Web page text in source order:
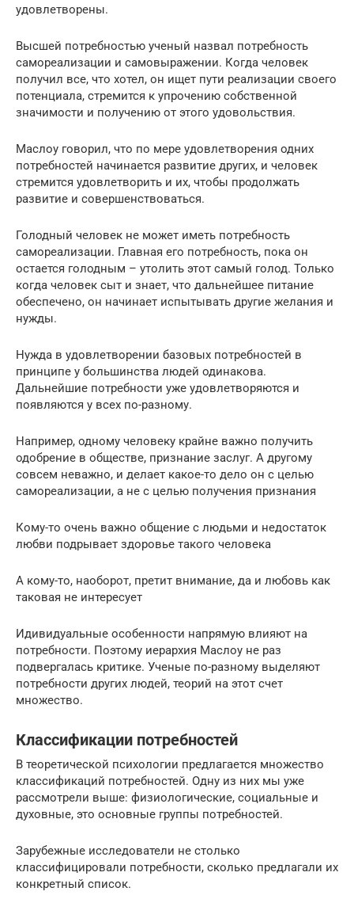
удовлетворены.
Высшей потребностью ученый назвал потребность
самореализации и самовыражении. Когда человек
получил все, что хотел, он ищет пути реализации своего
потенциала, стремится к упрочению собственной
значимости и получению от этого удовольствия.
Маслоу говорил, что по мере удовлетворения одних
потребностей начинается развитие других, и человек
стремится удовлетворить и их, чтобы продолжать
развитие и совершенствоваться.
Голодный человек не может иметь потребность
самореализации. Главная его потребность, пока он
остается голодным – утолить этот самый голод. Только
когда человек сыт и знает, что дальнейшее питание
обеспечено, он начинает испытывать другие желания и
нужды.
Нужда в удовлетворении базовых потребностей в
принципе у большинства людей одинакова.
Дальнейшие потребности уже удовлетворяются и
появляются у всех по-разному.
Например, одному человеку крайне важно получить
одобрение в обществе, признание заслуг. А другому
совсем неважно, и делает какое-то дело он с целью
самореализации, а не с целью получения признания
Кому-то очень важно общение с людьми и недостаток
любви подрывает здоровье такого человека
А кому-то, наоборот, претит внимание, да и любовь как
таковая не интересует
Идивидуальные особенности напрямую влияют на
потребности. Поэтому иерархия Маслоу не раз
подвергалась критике. Ученые по-разному выделяют
потребности других людей, теорий на этот счет
множество.
Классификации потребностей
В теоретической психологии предлагается множество
классификаций потребностей. Одну из них мы уже
рассмотрели выше: физиологические, социальные и
духовные, это основные группы потребностей.
Зарубежные исследователи не столько
классифицировали потребности, сколько предлагали их
конкретный список.